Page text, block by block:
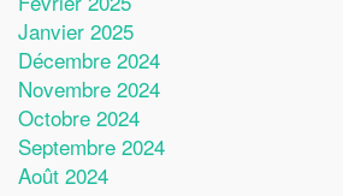
Janvier 2025
Décembre 2024
Novembre 2024
Octobre 2024
Septembre 2024
Août 2024